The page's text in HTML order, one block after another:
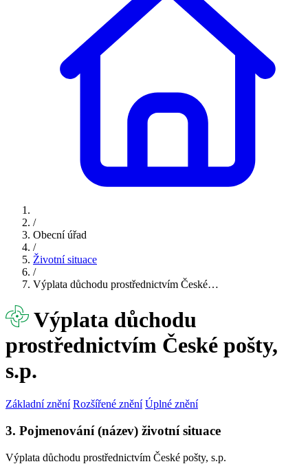
/
Obecní úřad
/
Životní situace
/
Výplata důchodu prostřednictvím České…
Výplata důchodu
prostřednictvím České pošty,
s.p.
Základní znění Rozšířené znění Úplné znění
3. Pojmenování (název) životní situace
Výplata důchodu prostřednictvím České pošty, s.p.